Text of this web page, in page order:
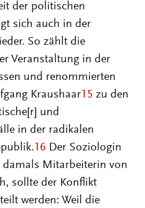
der politischen
sich auch in der
So zählt die
Veranstaltung in der
und renommierten
Kraushaar 15 zu den
und
in der radikalen
16 Der Soziologin
damals Mitarbeiterin von
sollte der Konflikt
werden: Weil die